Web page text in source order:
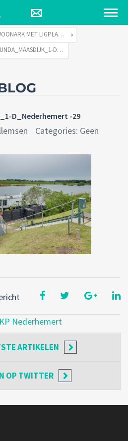
WOONARK MET LIGPLAATS
FUNDA_MAASDIJK_1-D_NEDERHEMERT -29
D_Nederhemert -29
Categories: Geen
Nederhemert
ARTIKELEN
OP TWITTER